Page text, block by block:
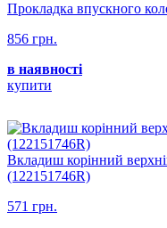
Прокладка впускного
856 грн.
в наявності
купити
Вкладиш корінний
(122151746R)
571 грн.